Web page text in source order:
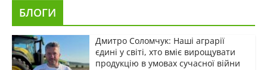
БЛОГИ
Дмитро Соломчук: Наші аграрії
єдині у світі, хто вміє вирощувати
продукцію в умовах сучасної війни